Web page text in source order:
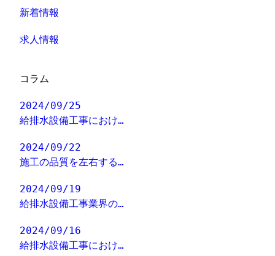
新着情報
求人情報
コラム
2024/09/25
給排水設備工事におけ…
2024/09/22
施工の品質を左右する…
2024/09/19
給排水設備工事業界の…
2024/09/16
給排水設備工事におけ…